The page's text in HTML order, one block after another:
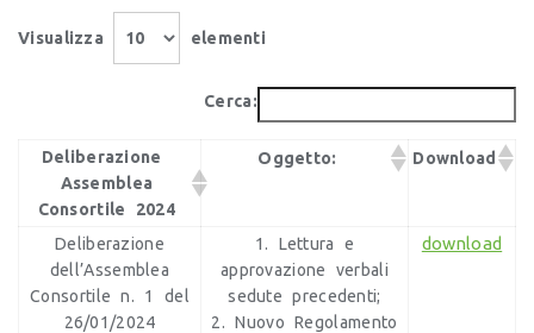
Visualizza elementi
Cerca:
Deliberazione
Assemblea
Consortile 2024
Oggetto: Download
Deliberazione
dell’Assemblea
Consortile n. 1 del
26/01/2024
1. Lettura e
approvazione verbali
sedute precedenti;
2. Nuovo Regolamento
download